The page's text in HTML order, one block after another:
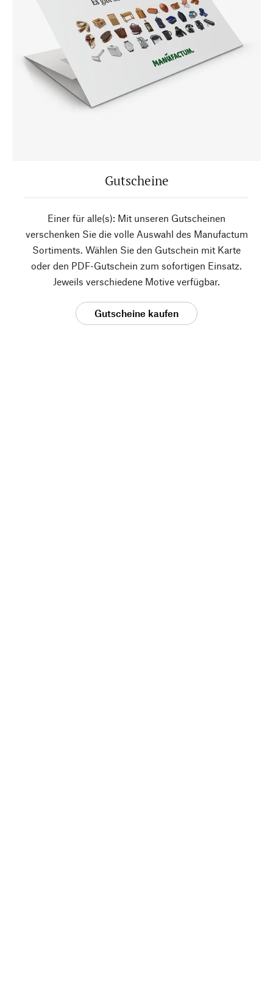
Gutscheine
Einer für alle(s): Mit unseren Gutscheinen
verschenken Sie die volle Auswahl des Manufactum
Sortiments. Wählen Sie den Gutschein mit Karte
oder den PDF-Gutschein zum sofortigen Einsatz.
Jeweils verschiedene Motive verfügbar.
Gutscheine kaufen